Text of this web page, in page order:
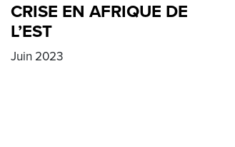
CRISE EN AFRIQUE DE
L’EST
Juin 2023